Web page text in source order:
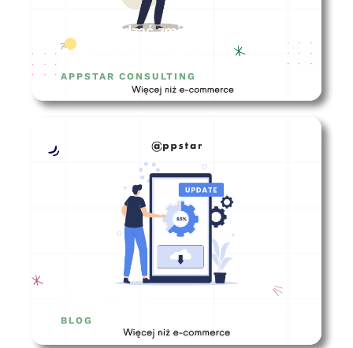
Jak zarządzać zmianą w firmie? –
5 najczęstszych barier
APPSTAR CONSULTING
BLOG